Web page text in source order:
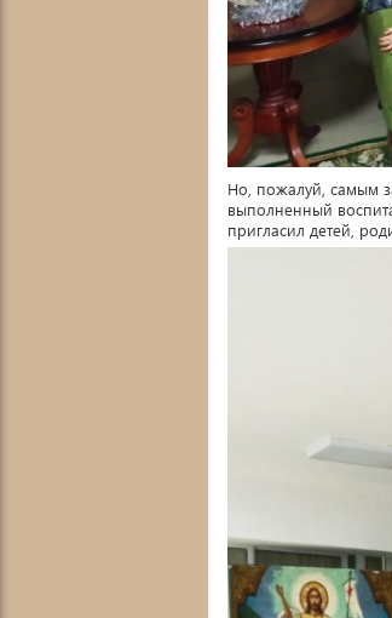
Но, пожалуй, самым
выполненный
пригласил детей,